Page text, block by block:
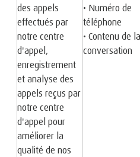
des appels
effectués par
notre centre
d'appel,
enregistrement
et analyse des
appels reçus par
notre centre
d'appel pour
améliorer la
qualité de nos
• Numéro de
téléphone
• Contenu de la
conversation